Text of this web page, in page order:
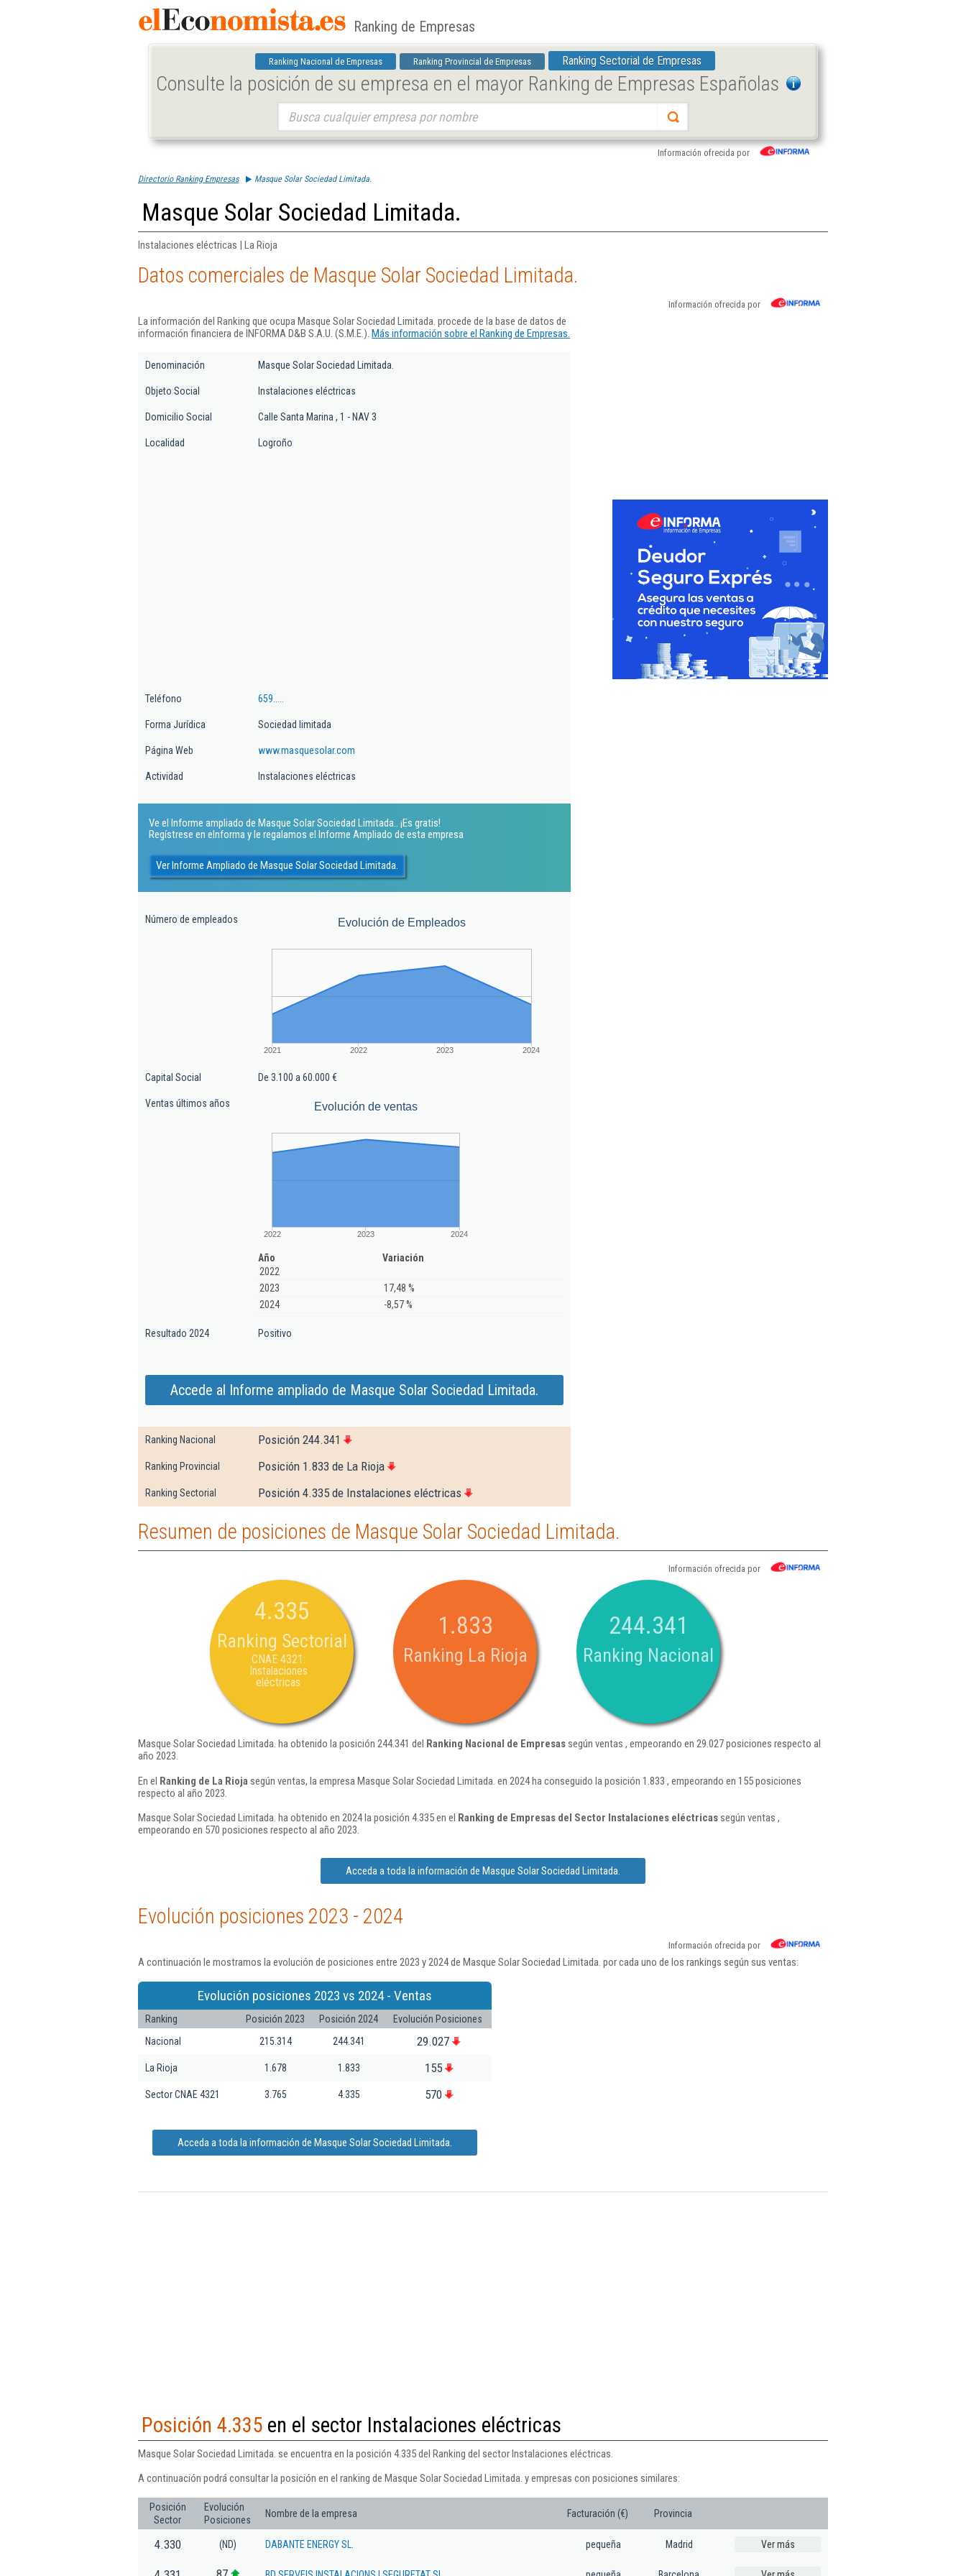
Ranking de Empresas
Ranking Nacional de Empresas Ranking Provincial de Empresas Ranking Sectorial de Empresas
Consulte la posición de su empresa en el mayor Ranking de Empresas Españolas
Información ofrecida por
Directorio Ranking Empresas Masque Solar Sociedad Limitada.
Masque Solar Sociedad Limitada.
Instalaciones eléctricas | La Rioja
Datos comerciales de Masque Solar Sociedad Limitada.
Información ofrecida por
La información del Ranking que ocupa Masque Solar Sociedad Limitada. procede de la base de datos de
información financiera de INFORMA D&B S.A.U. (S.M.E.). Más información sobre el Ranking de Empresas.
Denominación Masque Solar Sociedad Limitada.
Objeto Social Instalaciones eléctricas
Domicilio Social Calle Santa Marina , 1 - NAV 3
Localidad Logroño
Teléfono 659.....
Forma Jurídica Sociedad limitada
Página Web www.masquesolar.com
Actividad Instalaciones eléctricas
Ve el Informe ampliado de Masque Solar Sociedad Limitada.. ¡Es gratis!
Regístrese en eInforma y le regalamos el Informe Ampliado de esta empresa
Ver Informe Ampliado de Masque Solar Sociedad Limitada.
Número de empleados Evolución de Empleados
2021 2022 2023 2024
Capital Social De 3.100 a 60.000 €
Ventas últimos años Evolución de ventas
2022 2023 2024
Año
Variación
2022
2023
17,48 %
2024
-8,57 %
Resultado 2024 Positivo
Accede al Informe ampliado de Masque Solar Sociedad Limitada.
Ranking Nacional Posición 244.341
Ranking Provincial Posición 1.833 de La Rioja
Ranking Sectorial Posición 4.335 de Instalaciones eléctricas
Resumen de posiciones de Masque Solar Sociedad Limitada.
Información ofrecida por
4.335
Ranking Sectorial
CNAE 4321:
Instalaciones
eléctricas
1.833
Ranking La Rioja
244.341
Ranking Nacional
Masque Solar Sociedad Limitada. ha obtenido la posición 244.341 del Ranking Nacional de Empresassegún ventas , empeorando en 29.027 posiciones respecto al
año 2023.
En el Ranking de La Rioja según ventas, la empresa Masque Solar Sociedad Limitada. en 2024 ha conseguido la posición 1.833 , empeorando en 155 posiciones
respecto al año 2023.
Masque Solar Sociedad Limitada. ha obtenido en 2024 la posición 4.335 en el Ranking de Empresas del Sector Instalaciones eléctricassegún ventas ,
empeorando en 570 posiciones respecto al año 2023.
Acceda a toda la información de Masque Solar Sociedad Limitada.
Evolución posiciones 2023 - 2024
Información ofrecida por
A continuación le mostramos la evolución de posiciones entre 2023 y 2024 de Masque Solar Sociedad Limitada. por cada uno de los rankings según sus ventas:
Evolución posiciones 2023 vs 2024 - Ventas
Ranking Posición 2023 Posición 2024
Evolución Posiciones
Nacional
215.314 244.341 29.027
La Rioja 1.678 1.833 155
Sector CNAE 4321 3.765 4.335 570
Acceda a toda la información de Masque Solar Sociedad Limitada.
Posición 4.335 en el sector Instalaciones eléctricas
Masque Solar Sociedad Limitada. se encuentra en la posición 4.335 del Ranking del sector Instalaciones eléctricas.
A continuación podrá consultar la posición en el ranking de Masque Solar Sociedad Limitada. y empresas con posiciones similares:
Posición
Sector
Evolución
Posiciones
Nombre de la empresa Facturación (€) Provincia
4.330 (ND) DABANTE ENERGY SL. pequeña Madrid Ver más